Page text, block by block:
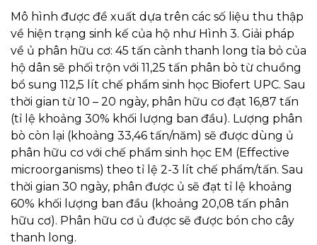
Mô hình được đề xuất dựa trên các số liệu thu thập
về hiện trạng sinh kế của hộ như Hình 3. Giải pháp
về ủ phân hữu cơ: 45 tấn cành thanh long tỉa bỏ của
hộ dân sẽ phối trộn với 11,25 tấn phân bò từ chuồng
bổ sung 112,5 lít chế phẩm sinh học Biofert UPC. Sau
thời gian từ 10 – 20 ngày, phân hữu cơ đạt 16,87 tấn
(tỉ lệ khoảng 30% khối lượng ban đầu). Lượng phân
bò còn lại (khoảng 33,46 tấn/năm) sẽ được dùng ủ
phân hữu cơ với chế phẩm sinh học EM (Effective
microorganisms) theo tỉ lệ 2-3 lít chế phẩm/tấn. Sau
thời gian 30 ngày, phân được ủ sẽ đạt tỉ lệ khoảng
60% khối lượng ban đầu (khoảng 20,08 tấn phân
hữu cơ). Phân hữu cơ ủ được sẽ được bón cho cây
thanh long.